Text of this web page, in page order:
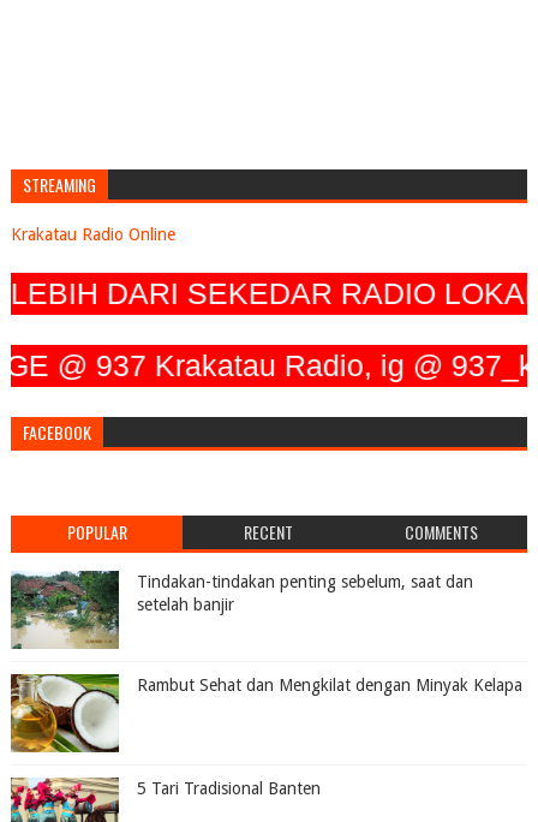
STREAMING
Krakatau Radio Online
DARI SEKEDAR RADIO LOKAL,
@ 937 Krakatau Radio, ig @
FACEBOOK
POPULAR RECENT COMMENTS
Tindakan-tindakan penting sebelum, saat dan
setelah banjir
Rambut Sehat dan Mengkilat dengan Minyak Kelapa
5 Tari Tradisional Banten